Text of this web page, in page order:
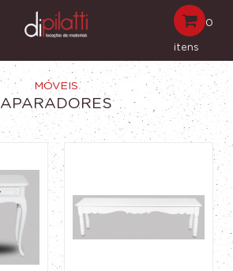
0
itens
MÓVEIS
APARADORES